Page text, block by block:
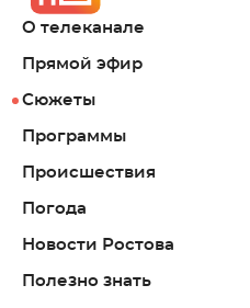
О телеканале
Прямой эфир
Сюжеты
Программы
Происшествия
Погода
Новости Ростова
Полезно знать